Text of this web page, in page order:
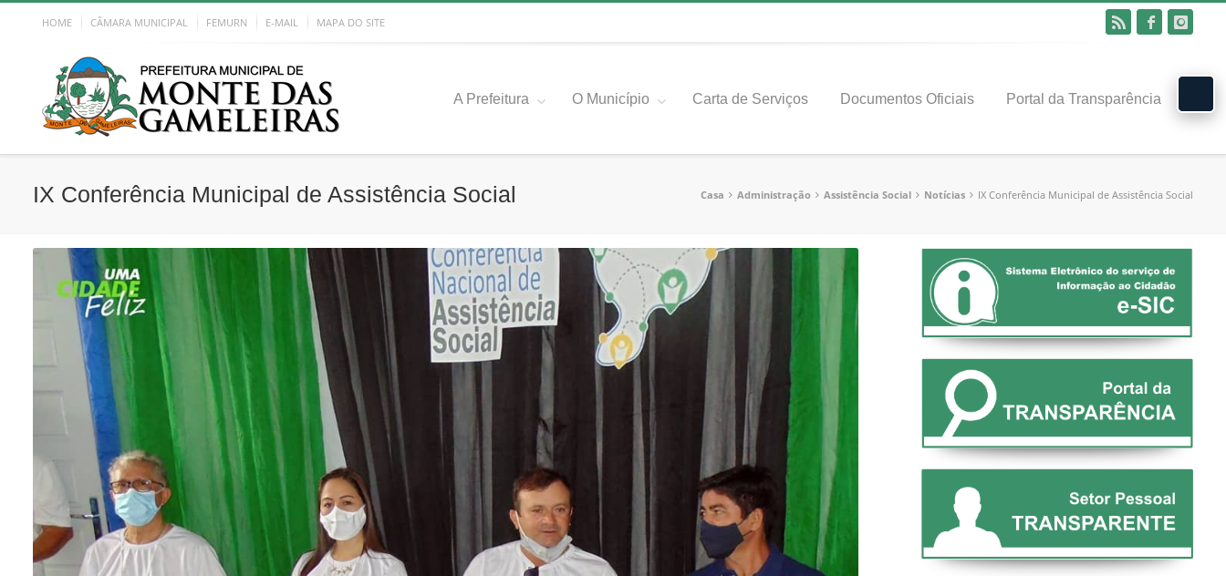
HOME CÂMARA MUNICIPAL FEMURN E-MAIL MAPA DO SITE
A Prefeitura O Município Carta de Serviços Documentos Oficiais Portal da Transparência
IX Conferência Municipal de Assistência Social Casa Administração Assistência Social Notícias IX Conferência Municipal de Assistência Social